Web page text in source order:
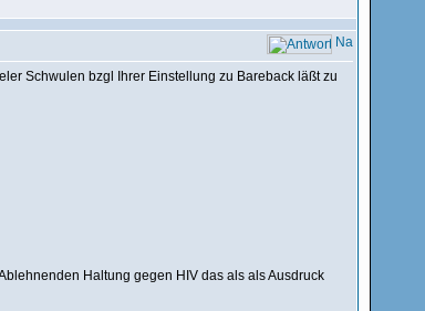
Schwulen bzgl Ihrer Einstellung zu Bareback läßt zu
Haltung gegen HIV das als als Ausdruck